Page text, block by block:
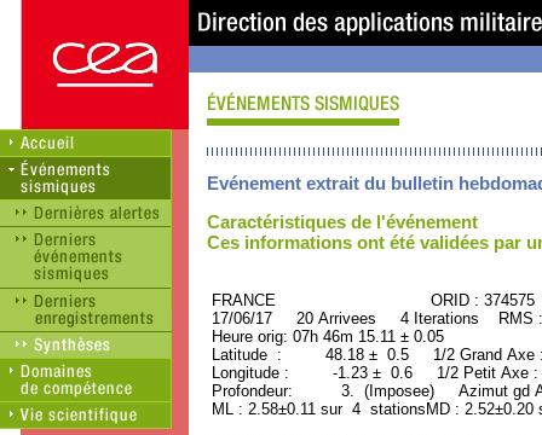
Evénement extrait du bulletin
Caractéristiques de l'événement
Ces informations ont été validées par
FRANCE ORID : 374575
17/06/17 20 Arrivees 4 Iterations RMS
Heure orig: 07h 46m 15.11 ± 0.05
Latitude : 48.18 ± 0.5 1/2 Grand
Longitude : -1.23 ± 0.6 1/2 Petit Axe
Profondeur: 3. (Imposee) Azimut gd
ML : 2.58±0.11 sur 4 stationsMD :